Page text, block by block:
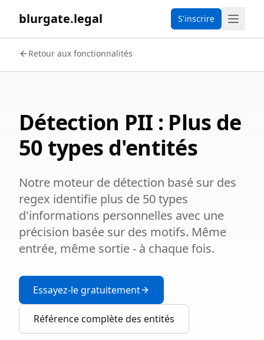
blurgate.legal S'inscrire
Retour aux fonctionnalités
Détection PII : Plus de
50 types d'entités
Notre moteur de détection basé sur des
regex identifie plus de 50 types
d'informations personnelles avec une
précision basée sur des motifs. Même
entrée, même sortie - à chaque fois.
Essayez-le gratuitement
Référence complète des entités